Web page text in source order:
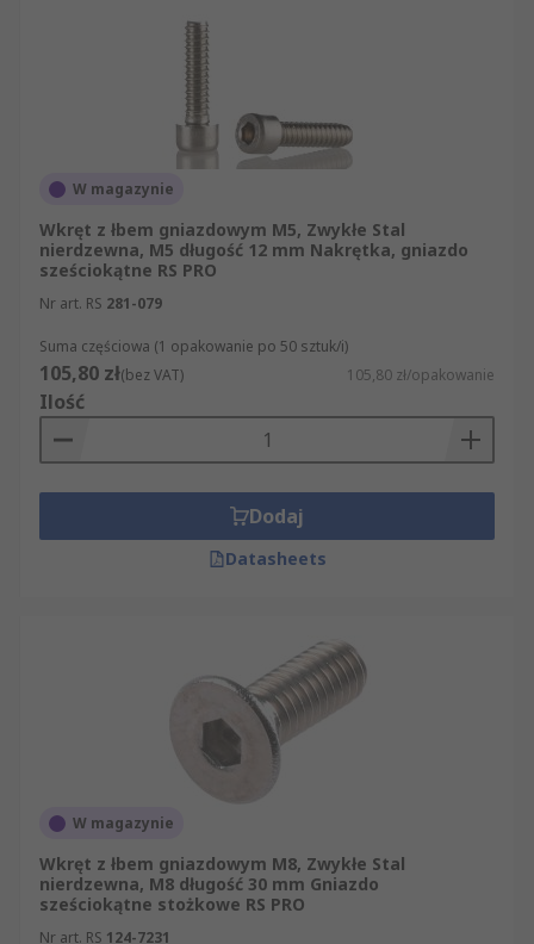
W magazynie
Wkręt z łbem gniazdowym M5, Zwykłe Stal
nierdzewna, M5 długość 12 mm Nakrętka, gniazdo
sześciokątne RS PRO
Nr art. RS 281-079
Suma częściowa (1 opakowanie po 50 sztuk/i)
105,80 zł(bez VAT) 105,80 zł/opakowanie
Ilość
Dodaj
Datasheets
W magazynie
Wkręt z łbem gniazdowym M8, Zwykłe Stal
nierdzewna, M8 długość 30 mm Gniazdo
sześciokątne stożkowe RS PRO
Nr art. RS 124-7231